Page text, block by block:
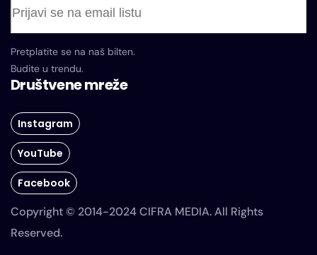
Pretplatite se na naš bilten.
Budite u trendu.
Društvene mreže
Instagram
YouTube
Facebook
Copyright © 2014-2024 CIFRA MEDIA. All Rights
Reserved.